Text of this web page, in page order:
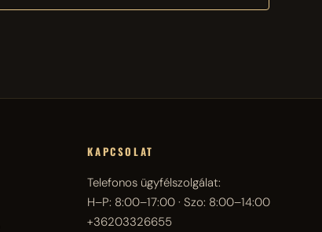
KAPCSOLAT
Telefonos ügyfélszolgálat:
H–P: 8:00–17:00 · Szo: 8:00–14:00
+36203326655